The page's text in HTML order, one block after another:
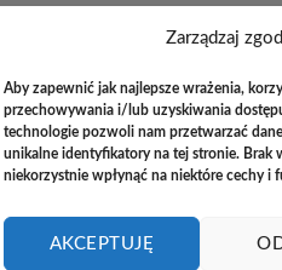
Zarządzaj
Aby zapewnić jak najlepsze wrażenia,
przechowywania i/lub uzyskiwania
technologie pozwoli nam przetwarzać
unikalne identyfikatory na tej stronie. Brak
niekorzystnie wpłynąć na niektóre cechy i
AKCEPTUJĘ